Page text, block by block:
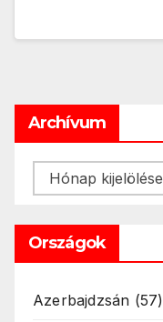
Archívum
Archívum
Országok
Azerbajdzsán (57)